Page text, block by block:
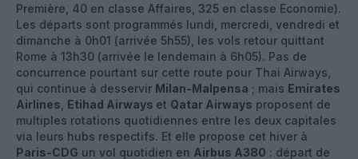
Première, 40 en classe Affaires, 325 en classe Economie).
Les départs sont programmés lundi, mercredi, vendredi et
dimanche à 0h01 (arrivée 5h55), les vols retour quittant
Rome à 13h30 (arrivée le lendemain à 6h05). Pas de
concurrence pourtant sur cette route pour Thai Airways,
qui continue à desservir Milan-Malpensa ; mais Emirates
Airlines Etihad Airways et Qatar Airways proposent de
multiples rotations quotidiennes entre les deux capitales
via leurs hubs respectifs. Et elle propose cet hiver à
Paris-CDG un vol quotidien en Airbus A380 : départ de